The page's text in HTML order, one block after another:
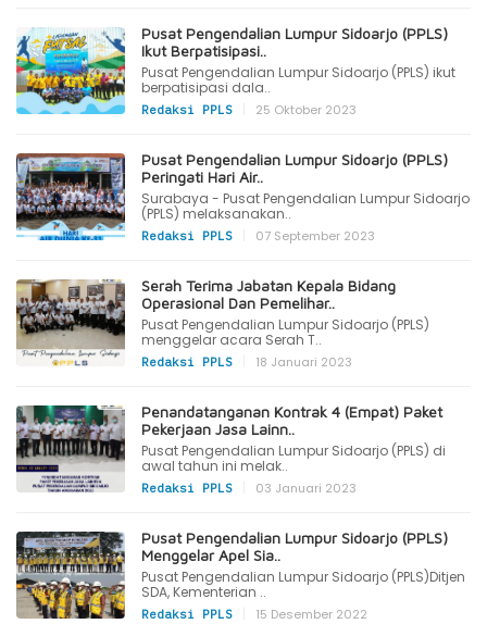
Pusat Pengendalian Lumpur Sidoarjo (PPLS)
Ikut Berpatisipasi..
Pusat Pengendalian Lumpur Sidoarjo (PPLS) ikut
berpatisipasi dala..
Redaksi PPLS 25 Oktober 2023
Pusat Pengendalian Lumpur Sidoarjo (PPLS)
Peringati Hari Air..
Surabaya - Pusat Pengendalian Lumpur Sidoarjo
(PPLS) melaksanakan..
Redaksi PPLS 07 September 2023
Serah Terima Jabatan Kepala Bidang
Operasional Dan Pemelihar..
Pusat Pengendalian Lumpur Sidoarjo (PPLS)
menggelar acara Serah T..
Redaksi PPLS 18 Januari 2023
Penandatanganan Kontrak 4 (Empat) Paket
Pekerjaan Jasa Lainn..
Pusat Pengendalian Lumpur Sidoarjo (PPLS) di
awal tahun ini melak..
Redaksi PPLS 03 Januari 2023
Pusat Pengendalian Lumpur Sidoarjo (PPLS)
Menggelar Apel Sia..
Pusat Pengendalian Lumpur Sidoarjo (PPLS)Ditjen
SDA, Kementerian ..
Redaksi PPLS 15 Desember 2022